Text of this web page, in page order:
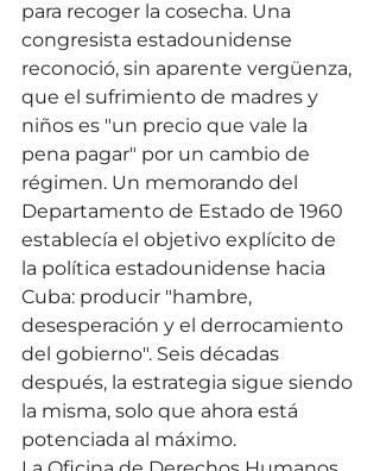
para recoger la cosecha. Una
congresista estadounidense
reconoció, sin aparente vergüenza,
que el sufrimiento de madres y
niños es "un precio que vale la
pena pagar" por un cambio de
régimen. Un memorando del
Departamento de Estado de 1960
establecía el objetivo explícito de
la política estadounidense hacia
Cuba: producir "hambre,
desesperación y el derrocamiento
del gobierno". Seis décadas
después, la estrategia sigue siendo
la misma, solo que ahora está
potenciada al máximo.